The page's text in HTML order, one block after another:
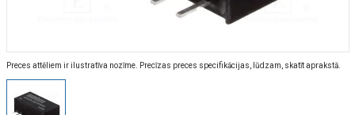
Preces attēliem ir ilustratīva nozīme. Precīzas preces specifikācijas, lūdzam, skatīt aprakstā.